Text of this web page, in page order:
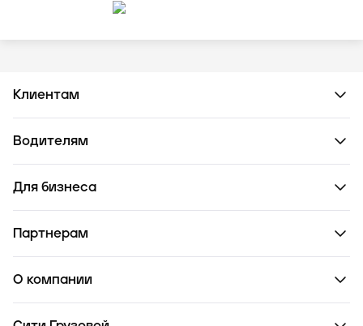
Клиентам
Водителям
Для бизнеса
Партнерам
О компании